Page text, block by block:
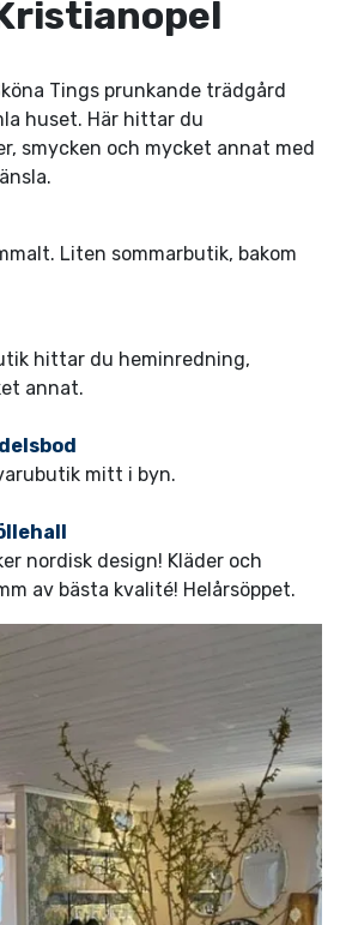
Tings prunkande trädgård
huset. Här hittar du
smycken och mycket annat med
Liten sommarbutik, bakom
hittar du heminredning,
annat.
mitt i byn.
nordisk design! Kläder och
av bästa kvalité! Helårsöppet.